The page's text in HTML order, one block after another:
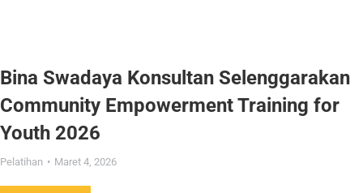
Bina Swadaya Konsultan Selenggarakan
Community Empowerment Training for
Youth 2026
Pelatihan Maret 4, 2026